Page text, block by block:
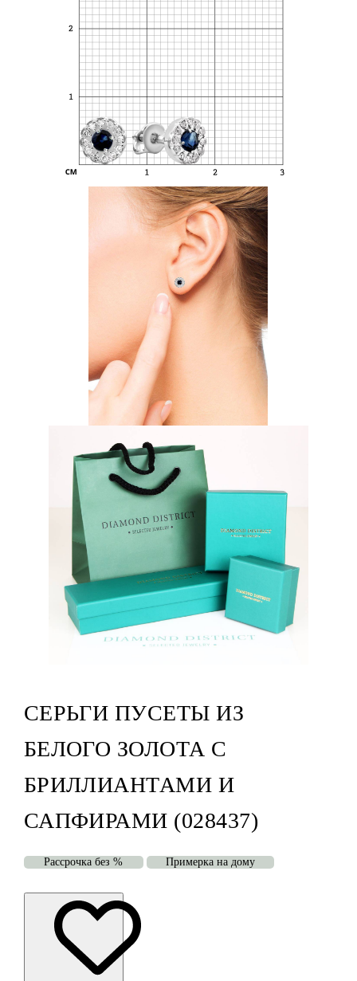
СЕРЬГИ ПУСЕТЫ ИЗ
БЕЛОГО ЗОЛОТА С
БРИЛЛИАНТАМИ И
САПФИРАМИ (028437)
Рассрочка без % Примерка на дому